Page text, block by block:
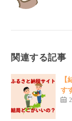
関連する記事
す